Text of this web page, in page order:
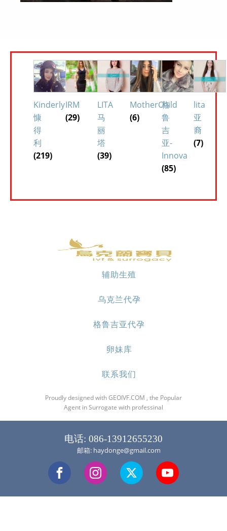
Kinderly
慷
得
利
(219)
IRM
(29)
LITA
马
丽
塔
(39)
MotherChild
(6)
格
鲁
吉
亚-
Innova
(85)
lita
亚
裔
(7)
辅助生殖
乌克兰代孕
格鲁吉亚代孕
卵妹库
联系我们
Proudly designed with GEOIVF.COM , the Popular
Agent in Surrogate with professinal
电话: 086-13912655230
邮箱: haydonge@gmail.com